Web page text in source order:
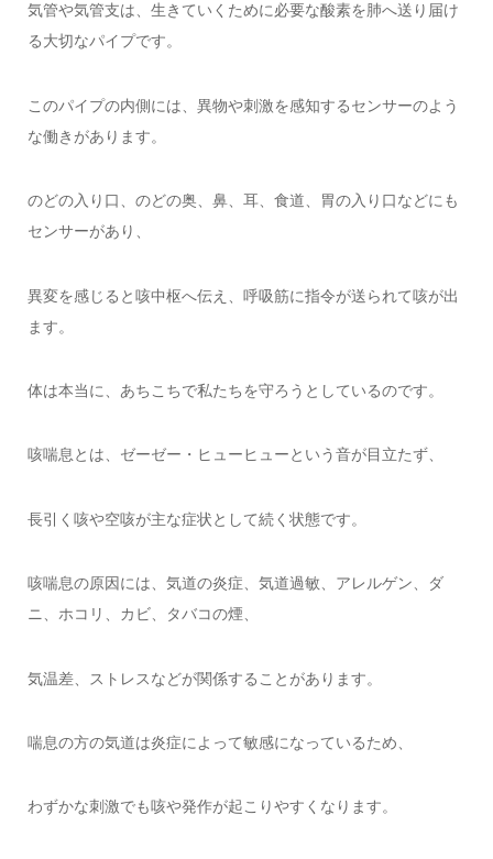
気管や気管支は、生きていくために必要な酸素を肺へ送り届け
る大切なパイプです。
このパイプの内側には、異物や刺激を感知するセンサーのよう
な働きがあります。
のどの入り口、のどの奥、鼻、耳、食道、胃の入り口などにも
センサーがあり、
異変を感じると咳中枢へ伝え、呼吸筋に指令が送られて咳が出
ます。
体は本当に、あちこちで私たちを守ろうとしているのです。
咳喘息とは、ゼーゼー・ヒューヒューという音が目立たず、
長引く咳や空咳が主な症状として続く状態です。
咳喘息の原因には、気道の炎症、気道過敏、アレルゲン、ダ
ニ、ホコリ、カビ、タバコの煙、
気温差、ストレスなどが関係することがあります。
喘息の方の気道は炎症によって敏感になっているため、
わずかな刺激でも咳や発作が起こりやすくなります。